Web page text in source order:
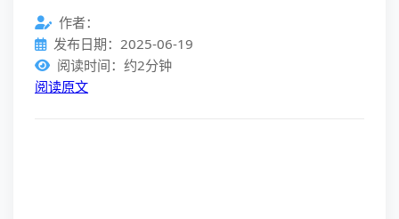
作者：
发布日期：2025-06-19
阅读时间：约2分钟
阅读原文